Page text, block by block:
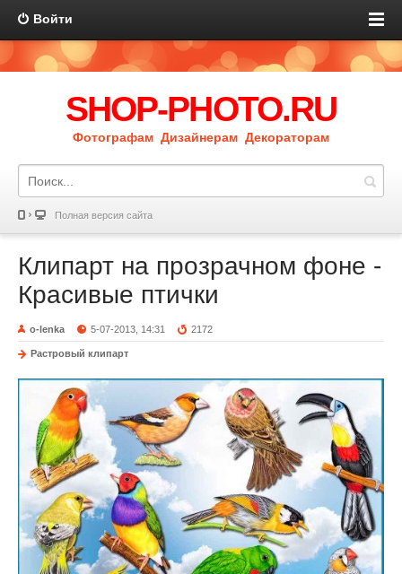
Войти
SHOP-PHOTO.RU
Фотографам Дизайнерам Декораторам
Полная версия сайта
Клипарт на прозрачном фоне -
Красивые птички
o-lenka 5-07-2013, 14:31 2172
Растровый клипарт